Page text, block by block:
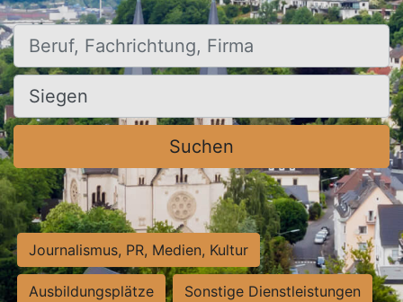
Beruf, Fachrichtung, Firma
Ort, Stadt
Suchen
Journalismus, PR, Medien, Kultur
Ausbildungsplätze Sonstige Dienstleistungen